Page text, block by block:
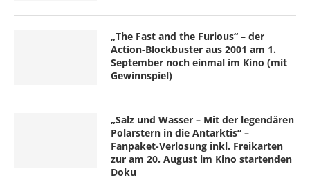
„The Fast and the Furious“ – der
Action-Blockbuster aus 2001 am 1.
September noch einmal im Kino (mit
Gewinnspiel)
„Salz und Wasser – Mit der legendären
Polarstern in die Antarktis“ –
Fanpaket-Verlosung inkl. Freikarten
zur am 20. August im Kino startenden
Doku